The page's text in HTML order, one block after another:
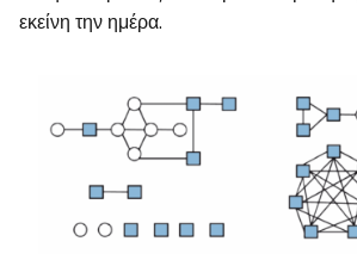
εκείνη την ημέρα.